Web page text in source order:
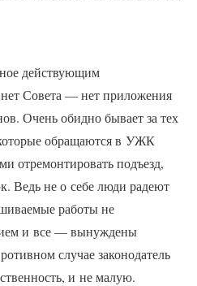
действующим
нет Совета — нет приложения
Очень обидно бывает за тех
обращаются в УЖК
отремонтировать подъезд,
Ведь не о себе люди радеют
работы не
и все — вынуждены
случае законодатель
и не малую.